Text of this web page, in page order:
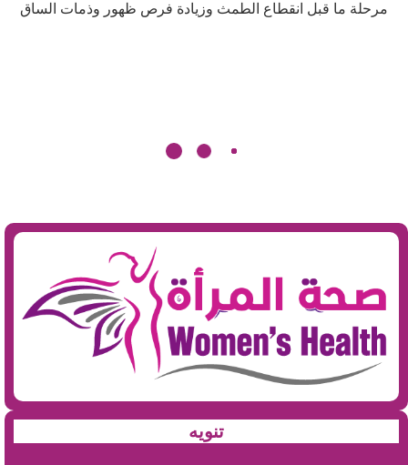
مرحلة ما قبل انقطاع الطمث وزيادة فرص ظهور وذمات الساق
تنويه